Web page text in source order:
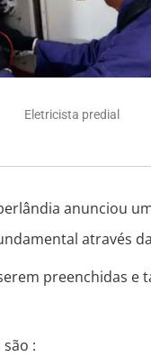
Eletricista predial
anunciou
através da
preenchidas e
: